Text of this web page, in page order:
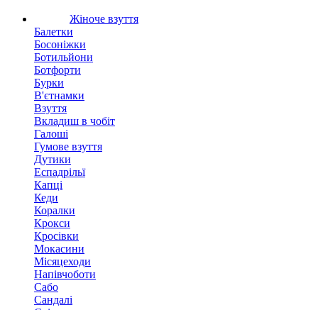
Жіноче взуття
Балетки
Босоніжки
Ботильйони
Ботфорти
Бурки
В'єтнамки
Взуття
Вкладиш в чобіт
Галоші
Гумове взуття
Дутики
Еспадрільї
Капці
Кеди
Коралки
Крокси
Кросівки
Мокасини
Місяцеходи
Напівчоботи
Сабо
Сандалі